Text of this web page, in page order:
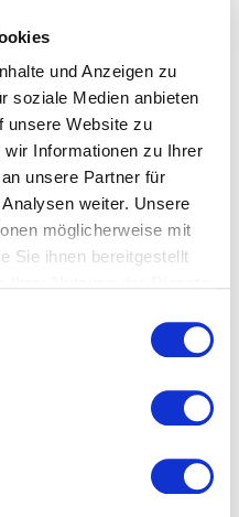
und Anzeigen zu
soziale Medien anbieten
unsere Website zu
Informationen zu Ihrer
unsere Partner für
weiter. Unsere
möglicherweise mit
Sie ihnen bereitgestellt
behandeln
zu
zeigen, wie kritisches
neue Perspektiven
Wandel,
besser zu verstehen.
für werteorientierte
die Rolle des